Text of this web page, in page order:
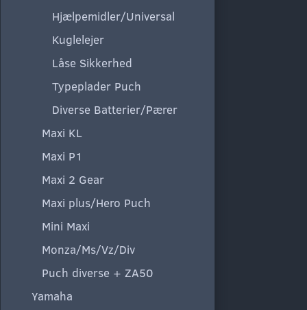
Hjælpemidler/Universal
Kuglelejer
Låse Sikkerhed
Typeplader Puch
Diverse Batterier/Pærer
Maxi KL
Maxi P1
Maxi 2 Gear
Maxi plus/Hero Puch
Mini Maxi
Monza/Ms/Vz/Div
Puch diverse + ZA50
Yamaha